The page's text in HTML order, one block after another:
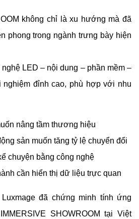
không chỉ là xu hướng mà đã
phong trong ngành trưng bày hiện
LED – nội dung – phần mềm –
đỉnh cao, phù hợp với nhu
nâng tầm thương hiệu
sản muốn tăng tỷ lệ chuyển đổi
chuyện bằng công nghệ
cần hiển thị dữ liệu trực quan
đã chứng minh tính ứng
SHOWROOM tại Việt